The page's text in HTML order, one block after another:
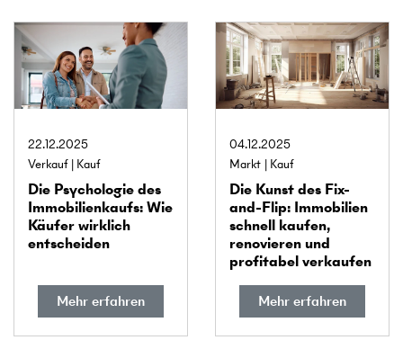
22.12.2025
Verkauf Kauf
Die Psychologie des
Immobilien­kaufs: Wie
Käufer wirklich
entscheiden
Mehr erfahren
04.12.2025
Markt Kauf
Die Kunst des Fix-
and-Flip: Immobilien
schnell kaufen,
renovieren und
profitabel verkaufen
Mehr erfahren